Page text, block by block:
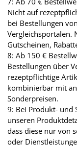
Nicht auf
bei Bestellungen
Vergleichsportalen.
Gutscheinen,
8: Ab 150 €
Bestellungen über
rezeptpflichtige
kombinierbar mit
Sonderpreisen.
9: Bei Produkt- und
unseren
dass diese nur von
oder